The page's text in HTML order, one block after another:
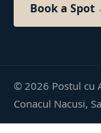
Book a Spot
©2026 Postul cu
Conacul Nacusi,